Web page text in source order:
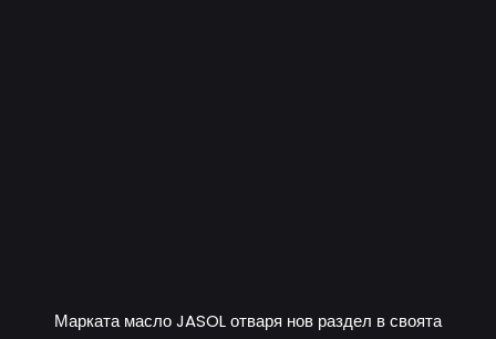
Марката масло JASOL отваря нов раздел в своята